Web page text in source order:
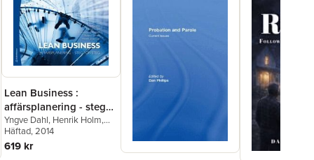
Lean Business :
affärsplanering - steg
för steg
Yngve Dahl, Henrik Holm,
Erlend Bang Abelsen
Dansell
Häftad, 2014
619 kr